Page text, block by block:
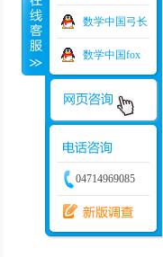
数学中国弓长
数学中国fox
04714969085